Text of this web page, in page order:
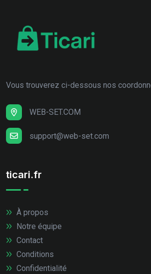
Vous trouverez ci-dessous nos
WEB-SET.COM
support@web-set.com
ticari.fr
À propos
Notre équipe
Contact
Conditions
Confidentialité